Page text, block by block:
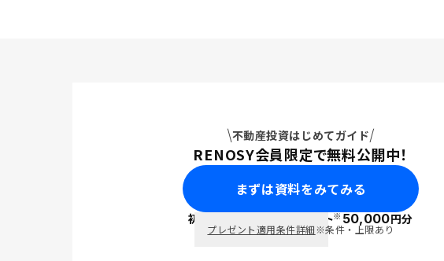
不動産投資はじめてガイド
RENOSY会員限定で無料公開中！
まずは資料をみてみる
初回面談で ポイント※50,000円分
プレゼント適用条件詳細※条件・上限あり